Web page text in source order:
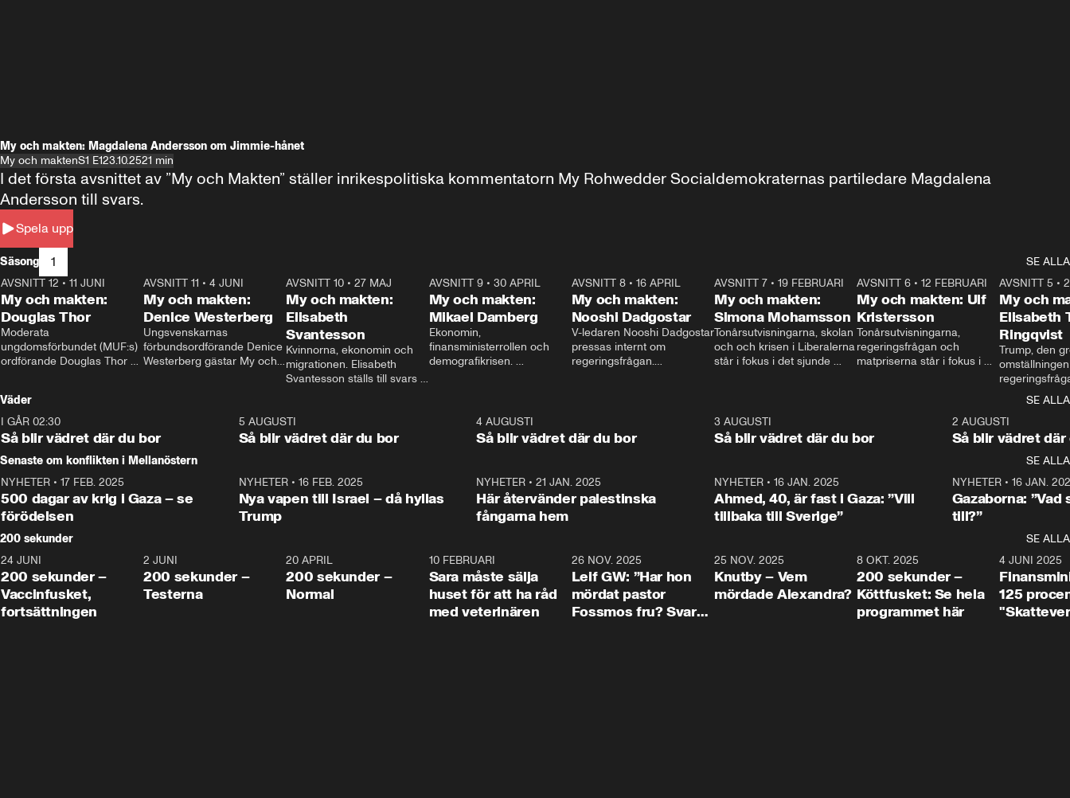
My och makten: Magdalena Andersson om Jimmie-hånet
My och maktenS1 E123.10.2521 min
Spela upp
I det första avsnittet av ”My och Makten” ställer inrikespolitiska kommentatorn My Rohwedder Socialdemokraternas partiledare Magdalena
Andersson till svars.
Säsong 1
SE ALLA
26:27
AVSNITT 12 • 11 JUNI
My och makten:
Douglas Thor
Moderata
ungdomsförbundet (MUF:s)
ordförande Douglas Thor
tonårsutvisningarna och hur
Moderaterna ska locka
väljare till valet i höst.
23:40
AVSNITT 11 •4 JUNI
My och makten:
Denice Westerberg
Ungsvenskarnas
förbundsordförande Denice
Westerberg gästar My och
AVSNITT 10 •27 MAJ
My och makten:
Elisabeth
Svantesson
Kvinnorna, ekonomin och
migrationen. Elisabeth
Svantesson ställs till svars
AVSNITT 9• 30 APRIL
My och makten:
Mikael Damberg
Ekonomin,
finansministerrollen och
demografikrisen.
och Makten.
AVSNITT 8• 16 APRIL
My och makten:
Nooshi Dadgostar
V-ledaren Nooshi Dadgostar
pressas internt om
regeringsfrågan.
– Vi ställer upp i val. Ska vi
vara med så sitter vi förstås
24:30
AVSNITT 7• 19 FEBRUARI
My och makten:
Simona Mohamsson
Tonårsutvisningarna, skolan
och och krisen i Liberalerna
står i fokus i det sjunde
kommentator My
Rohwedder ställer
utbildnings- och
Mohamsson till svars.
27:30
AVSNITT 6 •12 FEBRUARI
My och makten: Ulf
Kristersson
Tonårsutvisningarna,
regeringsfrågan och
matpriserna står i fokus i
Rohwedder ställer
statsminister Ulf Kristersson
AVSNITT 5 •
My och
Elisabeth
Ringqvist
Trump, den
centrum i
avsnittet av
Makten”. Se
Aftonbladets
Rohwedder
Thand Ring
Väder
SE ALLA
I GÅR 02:30
Så blir vädret där du bor
1:06
5 AUGUSTI
Så blir vädret där du bor
4 AUGUSTI
Så blir vädret där du bor
3 AUGUSTI
Så blir vädret där du bor
2 AUGUSTI
Så blir vädret där
Senaste om konflikten i Mellanöstern
SE ALLA
NYHETER • 17 FEB. 2025
500 dagar av krig i Gaza – se
förödelsen
NYHETER• 16 FEB. 2025
Nya vapen till Israel – då hyllas
Trump
NYHETER •21 JAN. 2025
Här återvänder palestinska
fångarna hem
NYHETER• 16 JAN. 2025
Ahmed, 40, är fast i Gaza: ”Vill
tillbaka till Sverige”
NYHETER• 16 JAN.
Gazaborna:
till?”
200 sekunder
SE ALLA
5:00
24 JUNI
200 sekunder –
Vaccinfusket,
fortsättningen
4:23
2 JUNI
200 sekunder –
Testerna
20 APRIL
200 sekunder –
Normal
10 FEBRUARI
Sara måste sälja
huset för att ha råd
med veterinären
26 NOV. 2025
Leif GW: ”Har hon
mördat pastor
Fossmos fru? Svar
31:05
25 NOV. 2025
Knutby – Vem
mördade Alexandra?
4:29
8 OKT. 2025
200 sekunder –
Köttfusket: Se hela
programmet här
4 JUNI 2025
125